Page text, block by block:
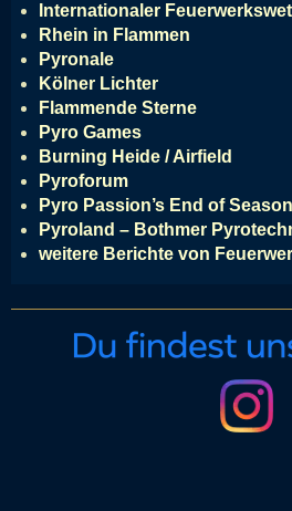
Internationaler
Rhein in Flammen
Pyronale
Kölner Lichter
Flammende Sterne
Pyro Games
Burning Heide / Airfield
Pyroforum
Pyro Passion’s End of Season
Pyroland – Bothmer
weitere Berichte von